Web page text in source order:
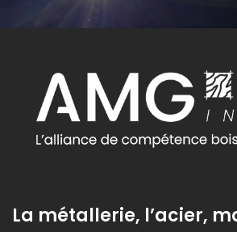
La métallerie, l’acier,